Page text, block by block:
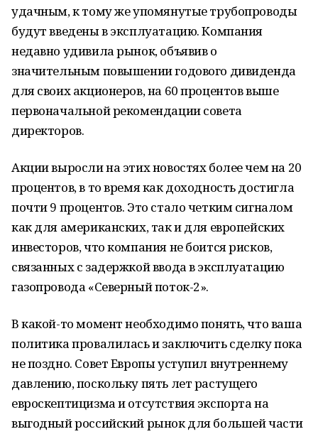
удачным, к тому же упомянутые трубопроводы
будут введены в эксплуатацию. Компания
недавно удивила рынок, объявив о
значительным повышении годового дивиденда
для своих акционеров, на 60 процентов выше
первоначальной рекомендации совета
директоров.
Акции выросли на этих новостях более чем на 20
процентов, в то время как доходность достигла
почти 9 процентов. Это стало четким сигналом
как для американских, так и для европейских
инвесторов, что компания не боится рисков,
связанных с задержкой ввода в эксплуатацию
газопровода «Северный поток-2».
В какой-то момент необходимо понять, что ваша
политика провалилась и заключить сделку пока
не поздно. Совет Европы уступил внутреннему
давлению, поскольку пять лет растущего
евроскептицизма и отсутствия экспорта на
выгодный российский рынок для большей части